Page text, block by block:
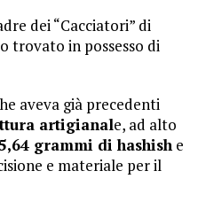
dei “Cacciatori” di
trovato in possesso di
aveva già precedenti
artigianale, ad alto
grammi di hashish e
e materiale per il